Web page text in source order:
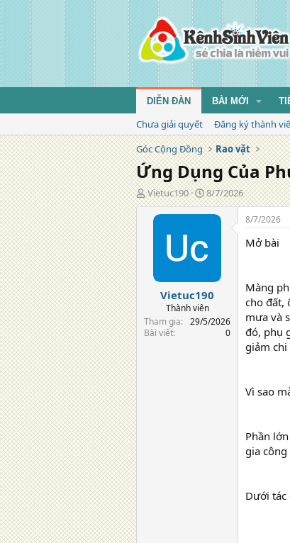
DIỄN ĐÀN BÀI MỚI
Chưa giải quyết
Đăng ký thành
Góc Cộng Đồng
Rao vặt
Ứng Dụng Của
T
á
Vietuc190
N
g
à
đ
ă
g
8/7/2026
Vietuc190
Thành viên
Tham gia
29/5/2026
Bài viết
0
8/7/2026
Mở bài
Màng
cho đất,
mưa và
đó, phụ
giảm
Vì sao
Phần
gia
Dưới tác